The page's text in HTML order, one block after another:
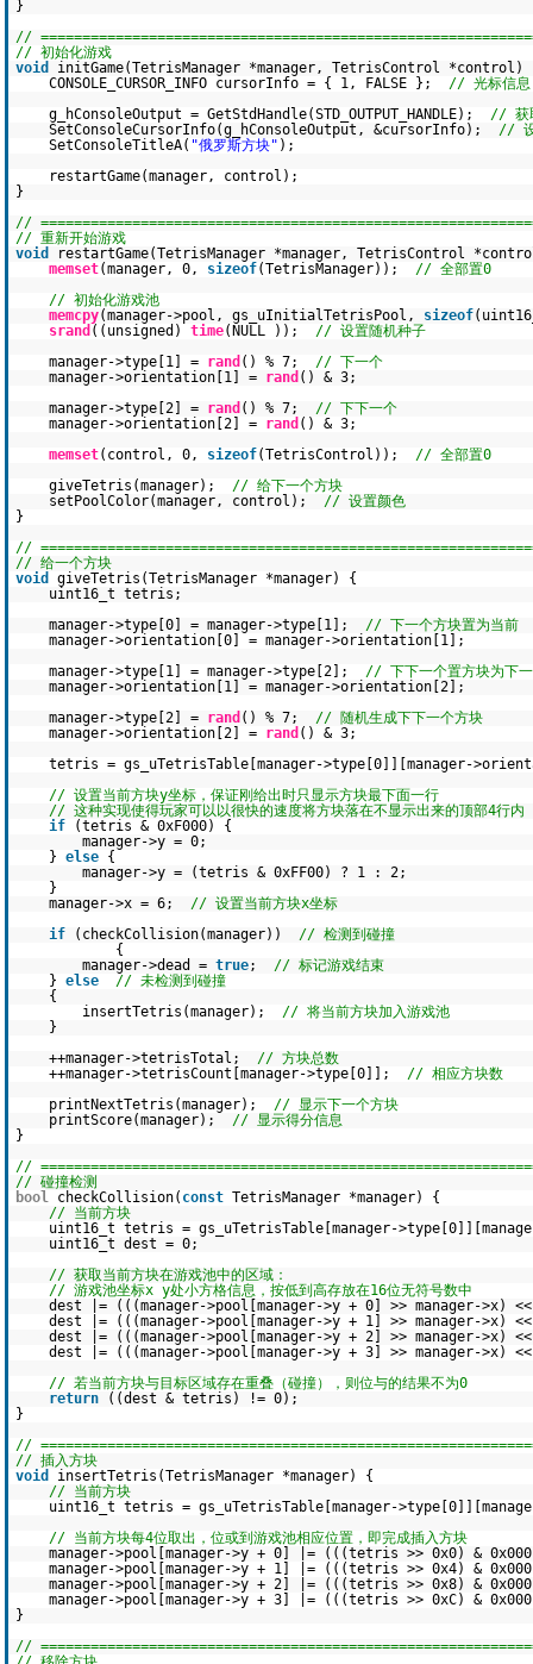
}
//
// 初始化游戏
void
initGame(TetrisManager *manager, TetrisControl *control)
CONSOLE_CURSOR_INFO cursorInfo = { 1, FALSE }; // 光标信息
g_hConsoleOutput = GetStdHandle(STD_OUTPUT_HANDLE); // 获
SetConsoleCursorInfo(g_hConsoleOutput, &cursorInfo); // 设
SetConsoleTitleA( "俄罗斯方块" );
restartGame(manager, control);
}
//
// 重新开始游戏
void
restartGame(TetrisManager *manager, TetrisControl
memset(manager, 0, sizeof(TetrisManager)); // 全部置0
// 初始化游戏池
memcpy(manager->pool, gs_uInitialTetrisPool, sizeof
srand ((unsigned) time(NULL )); // 设置随机种子
manager->type[1] = rand () % 7; // 下一个
manager->orientation[1] = rand () & 3;
manager->type[2] = rand () % 7; // 下下一个
manager->orientation[2] = rand () & 3;
memset(control, 0, sizeof(TetrisControl)); // 全部置0
giveTetris(manager); // 给下一个方块
setPoolColor(manager, control); // 设置颜色
}
//
// 给一个方块
void
giveTetris(TetrisManager *manager) {
uint16_t tetris;
manager->type[0] = manager->type[1]; // 下一个方块置为当前
manager->orientation[0] = manager->orientation[1];
manager->type[1] = manager->type[2]; // 下下一个置方块为下
manager->orientation[1] = manager->orientation[2];
manager->type[2] = rand () % 7; // 随机生成下下一个方块
manager->orientation[2] = rand () & 3;
tetris = gs_uTetrisTable[manager->type[0]][manager-
// 设置当前方块y坐标，保证刚给出时只显示方块最下面一行
// 这种实现使得玩家可以以很快的速度将方块落在不显示出来的顶部4行内
if
(tetris & 0xF000) {
manager->y = 0;
} else {
manager->y = (tetris & 0xFF00) ? 1 : 2;
}
manager->x = 6; // 设置当前方块x坐标
if
(checkCollision(manager)) // 检测到碰撞
{
manager->dead = true; // 标记游戏结束
} else
// 未检测到碰撞
{
insertTetris(manager); // 将当前方块加入游戏池
}
++manager->tetrisTotal; // 方块总数
++manager->tetrisCount[manager->type[0]]; // 相应方块数
printNextTetris(manager); // 显示下一个方块
printScore(manager); // 显示得分信息
}
//
// 碰撞检测
bool checkCollision( const TetrisManager *manager) {
// 当前方块
uint16_t tetris = gs_uTetrisTable[manager-
uint16_t dest = 0;
// 获取当前方块在游戏池中的区域：
// 游戏池坐标x y处小方格信息，按低到高存放在16位无符号数中
dest |= (((manager->pool[manager->y + 0] >> manager->x)
dest |= (((manager->pool[manager->y + 1] >> manager->x)
dest |= (((manager->pool[manager->y + 2] >> manager->x)
dest |= (((manager->pool[manager->y + 3] >> manager->x)
// 若当前方块与目标区域存在重叠（碰撞），则位与的结果不为0
return
((dest & tetris) != 0);
}
//
// 插入方块
void
insertTetris(TetrisManager *manager) {
// 当前方块
uint16_t tetris = gs_uTetrisTable[manager-
// 当前方块每4位取出，位或到游戏池相应位置，即完成插入方块
manager->pool[manager->y + 0] |= (((tetris >> 0x0) &
manager->pool[manager->y + 1] |= (((tetris >> 0x4) &
manager->pool[manager->y + 2] |= (((tetris >> 0x8) &
manager->pool[manager->y + 3] |= (((tetris >> 0xC) &
}
//